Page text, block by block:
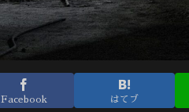
Facebook はてブ